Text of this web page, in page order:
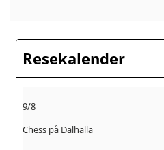
Resekalender
9/8
Chess på Dalhalla